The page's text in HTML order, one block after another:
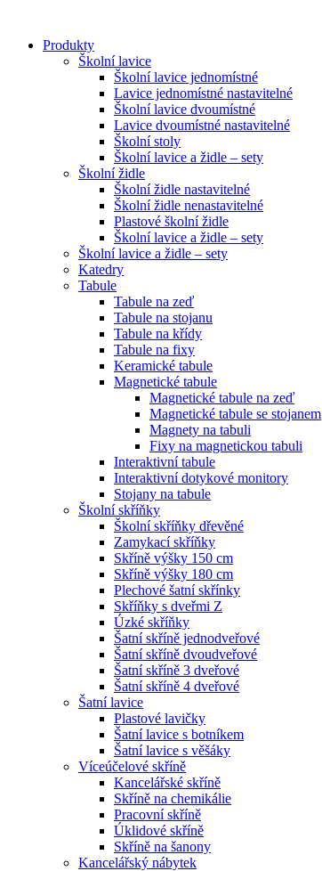
obsahuProdukty
Školní lavice
Školní lavice jednomístné
Lavice jednomístné nastavitelné
Školní lavice dvoumístné
Lavice dvoumístné nastavitelné
Školní stoly
Školní lavice a židle – sety
Školní židle
Školní židle nastavitelné
Školní židle nenastavitelné
Plastové školní židle
Školní lavice a židle – sety
Školní lavice a židle – sety
Katedry
Tabule
Tabule na zeď
Tabule na stojanu
Tabule na křídy
Tabule na fixy
Keramické tabule
Magnetické tabule
Magnetické tabule na zeď
Magnetické tabule se stojanem
Magnety na tabuli
Fixy na magnetickou tabuli
Interaktivní tabule
Interaktivní dotykové monitory
Stojany na tabule
Školní skříňky
Školní skříňky dřevěné
Zamykací skříňky
Skříně výšky 150 cm
Skříně výšky 180 cm
Plechové šatní skřínky
Skříňky s dveřmi Z
Úzké skříňky
Šatní skříně jednodveřové
Šatní skříně dvoudveřové
Šatní skříně 3 dveřové
Šatní skříně 4 dveřové
Šatní lavice
Plastové lavičky
Šatní lavice s botníkem
Šatní lavice s věšáky
Víceúčelové skříně
Kancelářské skříně
Skříně na chemikálie
Pracovní skříně
Úklidové skříně
Skříně na šanony
Kancelářský nábytek